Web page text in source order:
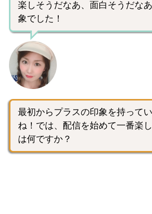
楽しそうだなあ、面白そうだな
象でした！
最初からプラスの印象を持って
ね！では、配信を始めて一番楽
は何ですか？